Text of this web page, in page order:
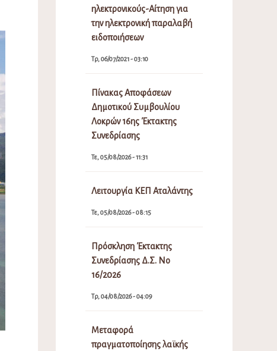
ηλεκτρονικούς-Αίτηση για
την ηλεκτρονική παραλαβή
ειδοποιήσεων
Τρ, 06/07/2021 - 03:10
Πίνακας Αποφάσεων
Δημοτικού Συμβουλίου
Λοκρών 16ης Έκτακτης
Συνεδρίασης
Τε, 05/08/2026 - 11:31
Λειτουργία ΚΕΠ Αταλάντης
Τε, 05/08/2026 - 08:15
Πρόσκληση Έκτακτης
Συνεδρίασης Δ.Σ. Νο
16/2026
Τρ, 04/08/2026 - 04:09
Μεταφορά
πραγματοποίησης λαϊκής